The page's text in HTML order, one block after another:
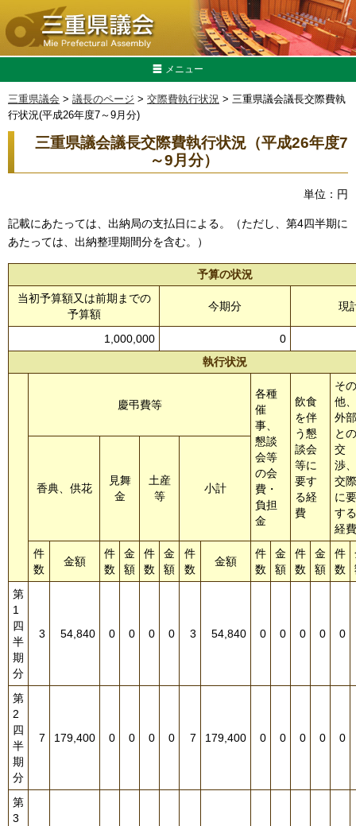
メニュー
三重県議会 > 議長のページ > 交際費執行状況 > 三重県議会議長交際費執
行状況(平成26年度7～9月分)
三重県議会議長交際費執行状況（平成26年度7
～9月分）
単位：円
記載にあたっては、出納局の支払日による。（ただし、第4四半期に
あたっては、出納整理期間分を含む。）
予算の状況
当初予算額又は前期までの
予算額
今期分 現
1,000,000
0
執行状況
慶弔費等
各種
催
事、
懇談
会等
の会
費・
負担
金
飲食
を伴
う懇
談会
等に
要す
る経
費
その
他、
外部
との
交
渉、
交際
に要
する
経費
香典、供花
見舞
金
土産
等
小計
件
数
金額
件
数
金
額
件
数
金
額
件
数
金額
件
数
金
額
件
数
金
額
件
数
第
1
四
半
期
分
3 54,840 0 0 0 0 3 54,840 0 0 0 0 0
第
2
四
半
期
分
7 179,400 0 0 0 0 7 179,400 0 0 0 0 0
第
3